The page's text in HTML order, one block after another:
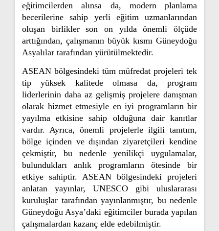
eğitimcilerden alınsa da, modern planlama
becerilerine sahip yerli eğitim uzmanlarından
oluşan birlikler son on yılda önemli ölçüde
arttığından, çalışmanın büyük kısmı Güneydoğu
Asyalılar tarafından yürütülmektedir.
ASEAN bölgesindeki tüm müfredat projeleri tek
tip yüksek kalitede olmasa da, program
liderlerinin daha az gelişmiş projelere danışman
olarak hizmet etmesiyle en iyi programların bir
yayılma etkisine sahip olduğuna dair kanıtlar
vardır. Ayrıca, önemli projelerle ilgili tanıtım,
bölge içinden ve dışından ziyaretçileri kendine
çekmiştir, bu nedenle yenilikçi uygulamalar,
bulundukları anlık programların ötesinde bir
etkiye sahiptir. ASEAN bölgesindeki projeleri
anlatan yayınlar, UNESCO gibi uluslararası
kuruluşlar tarafından yayınlanmıştır, bu nedenle
Güneydoğu Asya’daki eğitimciler burada yapılan
çalışmalardan kazanç elde edebilmiştir.